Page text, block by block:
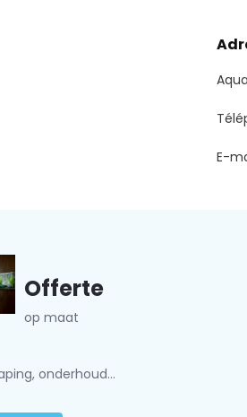
E-
Offerte
op maat
onderhoud...